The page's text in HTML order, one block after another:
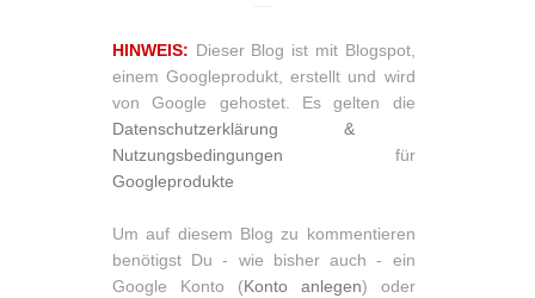
HINWEIS: Dieser Blog ist mit Blogspot,
einem Googleprodukt, erstellt und wird
von Google gehostet. Es gelten die
Datenschutzerklärung &
Nutzungsbedingungen
für
Googleprodukte
Um auf diesem Blog zu kommentieren
benötigst Du - wie bisher auch - ein
Google Konto (Konto anlegen) oder